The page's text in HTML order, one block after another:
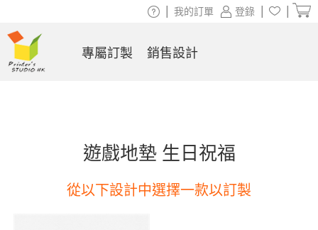
遊戲地墊 生日祝福
從以下設計中選擇一款以訂製
登錄
我的訂單
專屬訂製 銷售設計